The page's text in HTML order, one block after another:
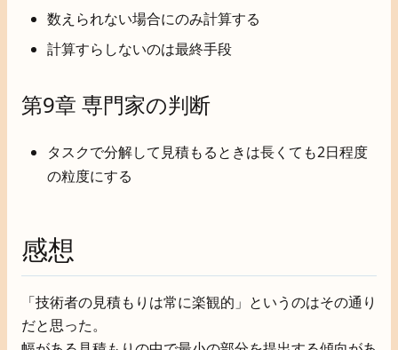
数えられない場合にのみ計算する
計算すらしないのは最終手段
第9章 専門家の判断
タスクで分解して見積もるときは長くても2日程度
の粒度にする
感想
「技術者の見積もりは常に楽観的」というのはその通り
だと思った。